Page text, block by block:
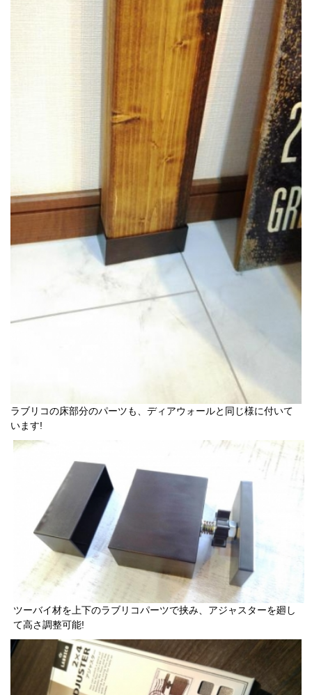
ラブリコの床部分のパーツも、ディアウォールと同じ様に付いて
います!
ツーバイ材を上下のラブリコパーツで挟み、アジャスターを廻し
て高さ調整可能!